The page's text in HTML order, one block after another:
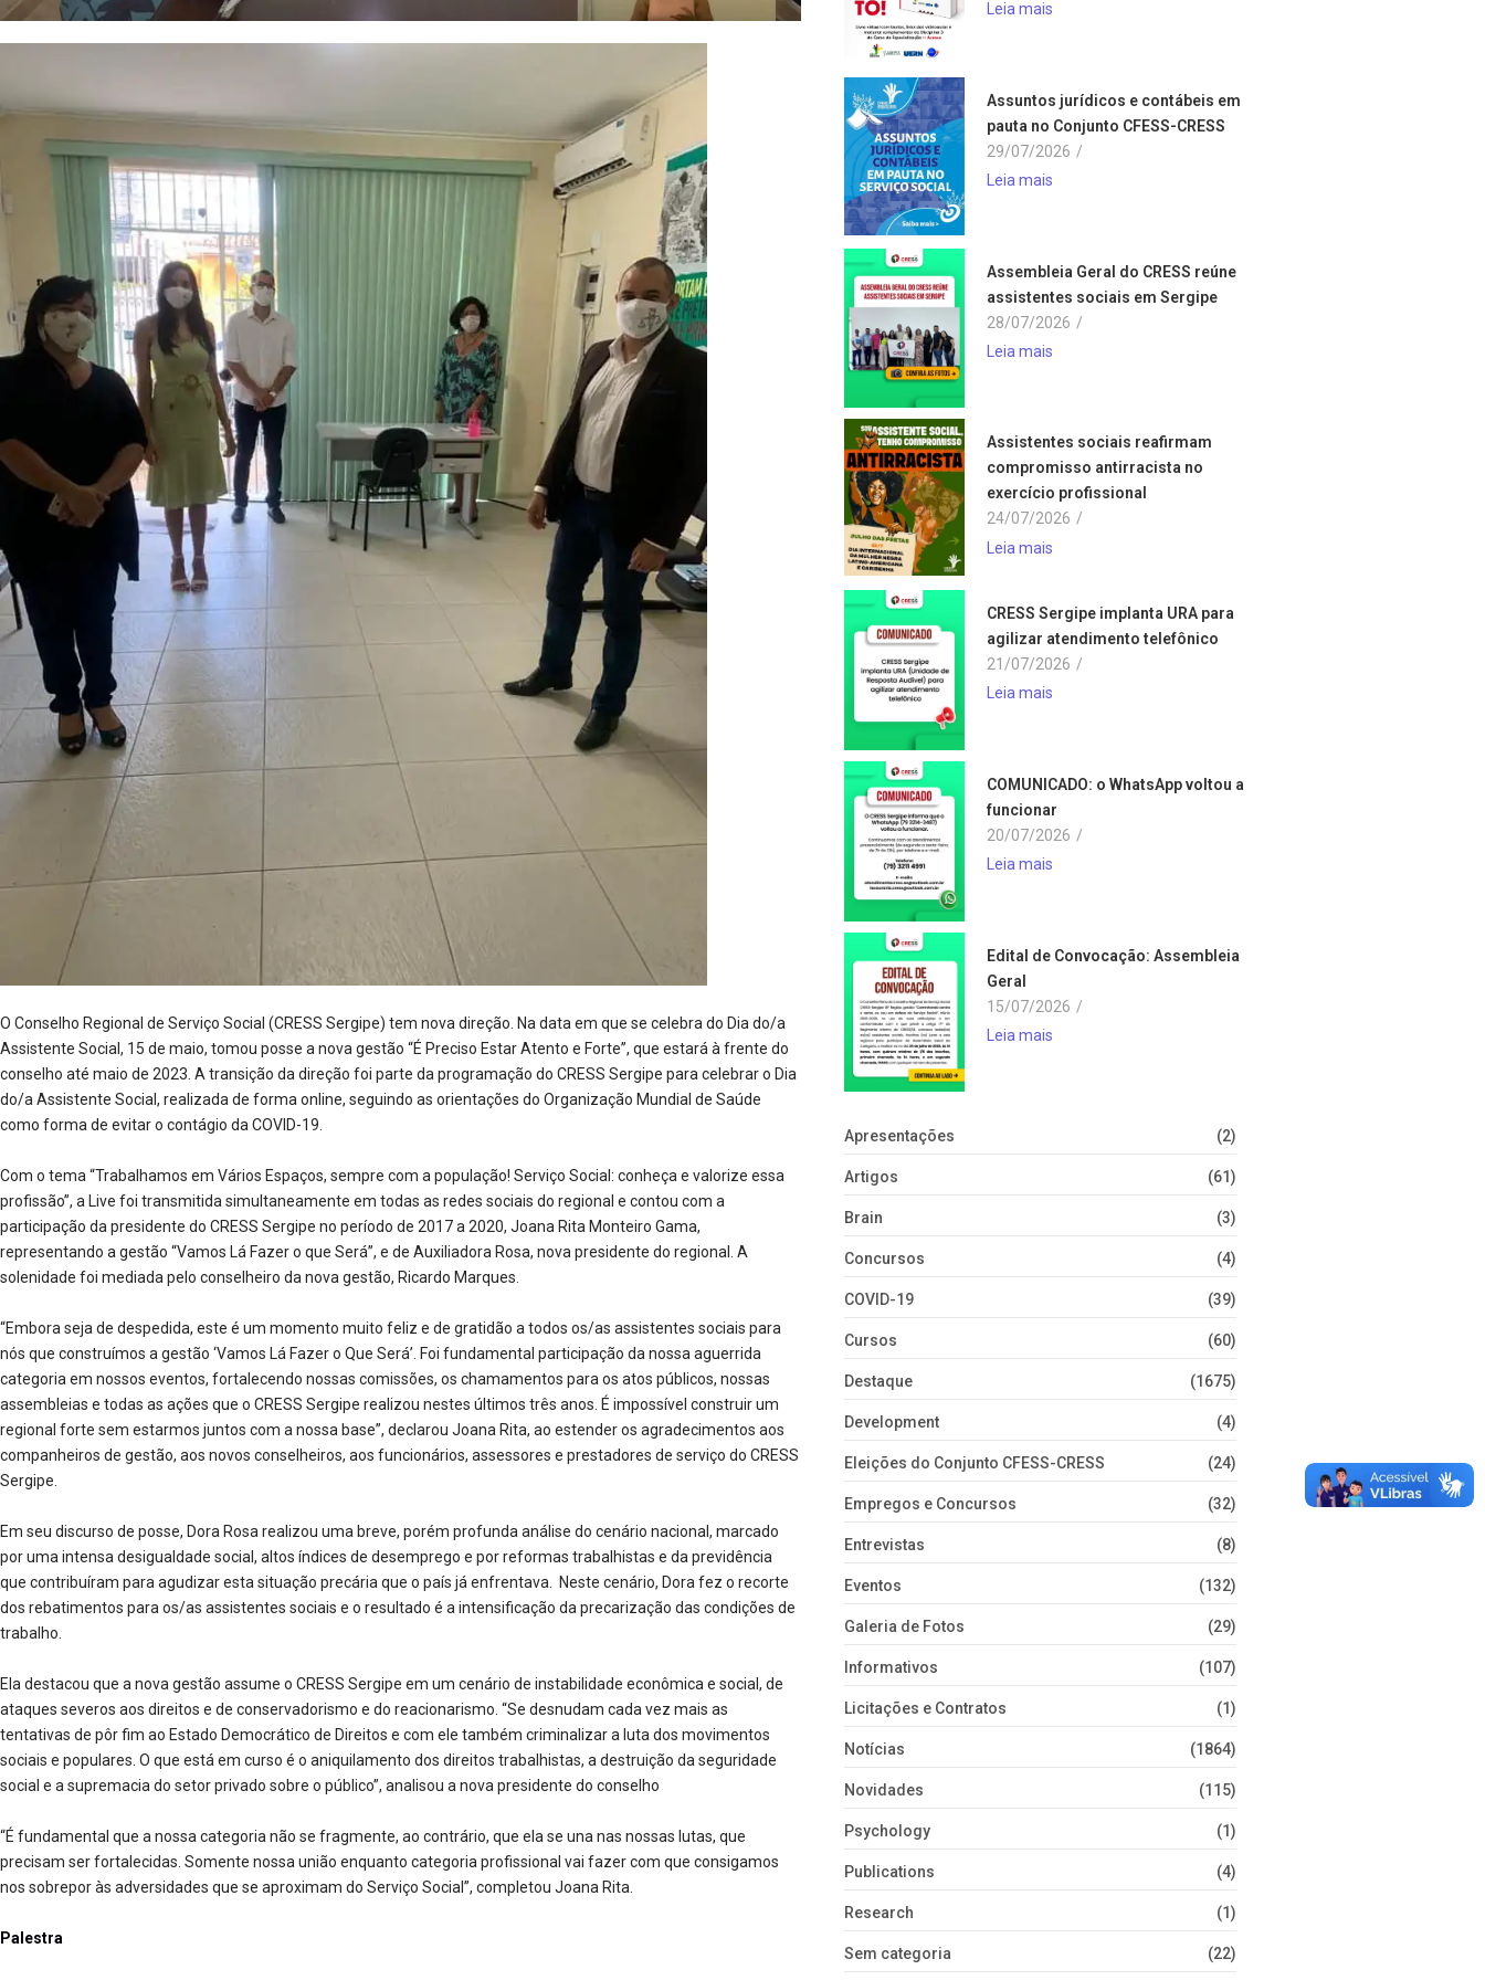
O Conselho Regional de Serviço Social (CRESS Sergipe) tem nova direção. Na data em que se celebra do Dia do/a
Assistente Social, 15 de maio, tomou posse a nova gestão “É Preciso Estar Atento e Forte”, que estará à frente do
conselho até maio de 2023. A transição da direção foi parte da programação do CRESS Sergipe para celebrar o Dia
do/a Assistente Social, realizada de forma online, seguindo as orientações do Organização Mundial de Saúde
como forma de evitar o contágio da COVID-19.
Com o tema “Trabalhamos em Vários Espaços, sempre com a população! Serviço Social: conheça e valorize essa
profissão”, a Live foi transmitida simultaneamente em todas as redes sociais do regional e contou com a
participação da presidente do CRESS Sergipe no período de 2017 a 2020, Joana Rita Monteiro Gama,
representando a gestão “Vamos Lá Fazer o que Será”, e de Auxiliadora Rosa, nova presidente do regional. A
solenidade foi mediada pelo conselheiro da nova gestão, Ricardo Marques.
“Embora seja de despedida, este é um momento muito feliz e de gratidão a todos os/as assistentes sociais para
nós que construímos a gestão ‘Vamos Lá Fazer o Que Será’. Foi fundamental participação da nossa aguerrida
categoria em nossos eventos, fortalecendo nossas comissões, os chamamentos para os atos públicos, nossas
assembleias e todas as ações que o CRESS Sergipe realizou nestes últimos três anos. É impossível construir um
regional forte sem estarmos juntos com a nossa base”, declarou Joana Rita, ao estender os agradecimentos aos
companheiros de gestão, aos novos conselheiros, aos funcionários, assessores e prestadores de serviço do CRESS
Sergipe.
Em seu discurso de posse, Dora Rosa realizou uma breve, porém profunda análise do cenário nacional, marcado
por uma intensa desigualdade social, altos índices de desemprego e por reformas trabalhistas e da previdência
que contribuíram para agudizar esta situação precária que o país já enfrentava. Neste cenário, Dora fez o recorte
dos rebatimentos para os/as assistentes sociais e o resultado é a intensificação da precarização das condições de
trabalho.
Ela destacou que a nova gestão assume o CRESS Sergipe em um cenário de instabilidade econômica e social, de
ataques severos aos direitos e de conservadorismo e do reacionarismo. “Se desnudam cada vez mais as
tentativas de pôr fim ao Estado Democrático de Direitos e com ele também criminalizar a luta dos movimentos
sociais e populares. O que está em curso é o aniquilamento dos direitos trabalhistas, a destruição da seguridade
social e a supremacia do setor privado sobre o público”, analisou a nova presidente do conselho
“É fundamental que a nossa categoria não se fragmente, ao contrário, que ela se una nas nossas lutas, que
precisam ser fortalecidas. Somente nossa união enquanto categoria profissional vai fazer com que consigamos
nos sobrepor às adversidades que se aproximam do Serviço Social”, completou Joana Rita.
Palestra
Leia mais
Assuntos jurídicos e contábeis em
pauta no Conjunto CFESS-CRESS
29/07/2026 /
Leia mais
Assembleia Geral do CRESS reúne
assistentes sociais em Sergipe
28/07/2026 /
Leia mais
Assistentes sociais reafirmam
compromisso antirracista no
exercício profissional
24/07/2026 /
Leia mais
CRESS Sergipe implanta URA para
agilizar atendimento telefônico
21/07/2026 /
Leia mais
COMUNICADO: o WhatsApp voltou a
funcionar
20/07/2026 /
Leia mais
Edital de Convocação: Assembleia
Geral
15/07/2026 /
Leia mais
Apresentações (2)
Artigos (61)
Brain (3)
Concursos (4)
COVID-19 (39)
Cursos (60)
Destaque (1675)
Development (4)
Eleições do Conjunto CFESS-CRESS (24)
Empregos e Concursos (32)
Entrevistas (8)
Eventos (132)
Galeria de Fotos (29)
Informativos (107)
Licitações e Contratos (1)
Notícias (1864)
Novidades (115)
Psychology (1)
Publications (4)
Research (1)
Sem categoria (22)